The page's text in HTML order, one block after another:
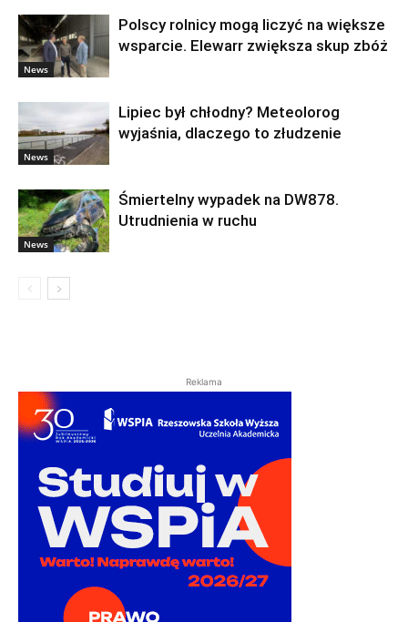
News
Polscy rolnicy mogą liczyć na większe
wsparcie. Elewarr zwiększa skup zbóż
News
Lipiec był chłodny? Meteolorog
wyjaśnia, dlaczego to złudzenie
News
Śmiertelny wypadek na DW878.
Utrudnienia w ruchu
Reklama